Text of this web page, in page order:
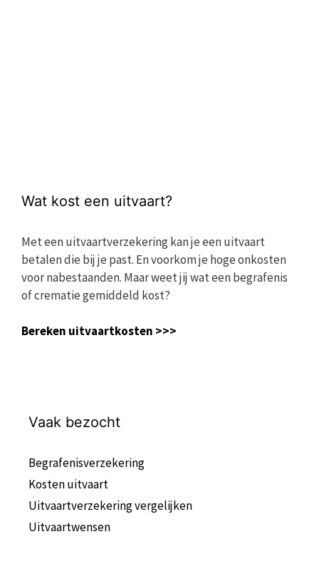
Wat kost een uitvaart?
Met een uitvaartverzekering kan je een uitvaart
betalen die bij je past. En voorkom je hoge onkosten
voor nabestaanden. Maar weet jij wat een begrafenis
of crematie gemiddeld kost?
Bereken uitvaartkosten >>>
Vaak bezocht
Begrafenisverzekering
Kosten uitvaart
Uitvaartverzekering vergelijken
Uitvaartwensen